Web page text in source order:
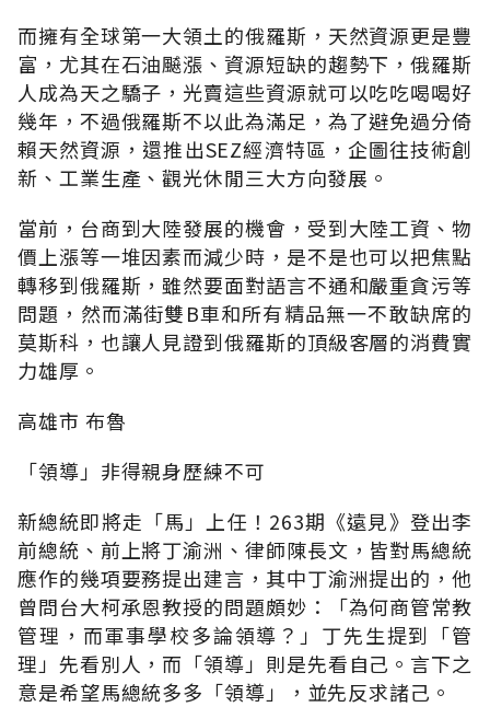
而擁有全球第一大領土的俄羅斯，天然資源更是豐
富，尤其在石油飇漲、資源短缺的趨勢下，俄羅斯
人成為天之驕子，光賣這些資源就可以吃吃喝喝好
幾年，不過俄羅斯不以此為滿足，為了避免過分倚
賴天然資源，還推出SEZ經濟特區，企圖往技術創
新、工業生產、觀光休閒三大方向發展。
當前，台商到大陸發展的機會，受到大陸工資、物
價上漲等一堆因素而減少時，是不是也可以把焦點
轉移到俄羅斯，雖然要面對語言不通和嚴重貪污等
問題，然而滿街雙B車和所有精品無一不敢缺席的
莫斯科，也讓人見證到俄羅斯的頂級客層的消費實
力雄厚。
高雄市 布魯
「領導」非得親身歷練不可
新總統即將走「馬」上任！263期《遠見》登出李
前總統、前上將丁渝洲、律師陳長文，皆對馬總統
應作的幾項要務提出建言，其中丁渝洲提出的，他
曾問台大柯承恩教授的問題頗妙：「為何商管常教
管理，而軍事學校多論領導？」丁先生提到「管
理」先看別人，而「領導」則是先看自己。言下之
意是希望馬總統多多「領導」，並先反求諸己。